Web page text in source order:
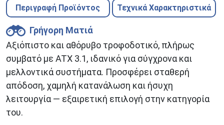
Περιγραφή Προϊόντος Τεχνικά Χαρακτηριστικά
Γρήγορη Ματιά
Αξιόπιστο και αθόρυβο τροφοδοτικό, πλήρως
συμβατό με ATX 3.1, ιδανικό για σύγχρονα και
μελλοντικά συστήματα. Προσφέρει σταθερή
απόδοση, χαμηλή κατανάλωση και ήσυχη
λειτουργία — εξαιρετική επιλογή στην κατηγορία
του.